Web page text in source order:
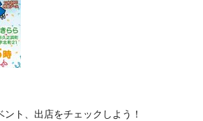
ト、出店をチェックしよう！